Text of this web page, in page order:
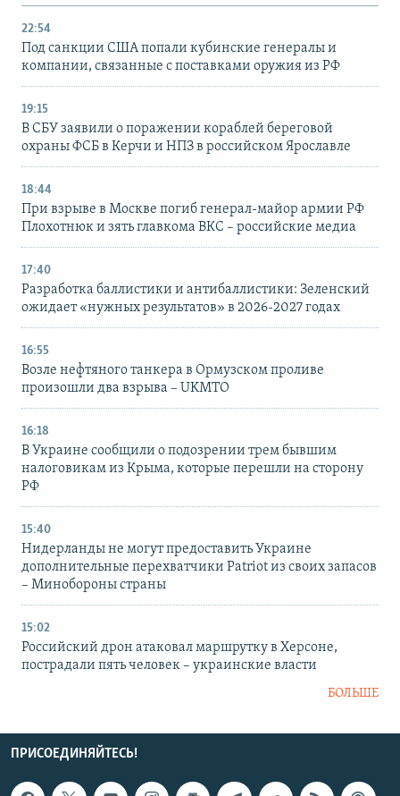
22:54
Под санкции США попали кубинские генералы и
компании, связанные с поставками оружия из РФ
19:15
В СБУ заявили о поражении кораблей береговой
охраны ФСБ в Керчи и НПЗ в российском Ярославле
18:44
При взрыве в Москве погиб генерал-майор армии РФ
Плохотнюк и зять главкома ВКС – российские медиа
17:40
Разработка баллистики и антибаллистики: Зеленский
ожидает «нужных результатов» в 2026-2027 годах
16:55
Возле нефтяного танкера в Ормузском проливе
произошли два взрыва – UKMTO
16:18
В Украине сообщили о подозрении трем бывшим
налоговикам из Крыма, которые перешли на сторону
РФ
15:40
Нидерланды не могут предоставить Украине
дополнительные перехватчики Patriot из своих запасов
– Минобороны страны
15:02
Российский дрон атаковал маршрутку в Херсоне,
пострадали пять человек – украинские власти
БОЛЬШЕ
ПРИСОЕДИНЯЙТЕСЬ!